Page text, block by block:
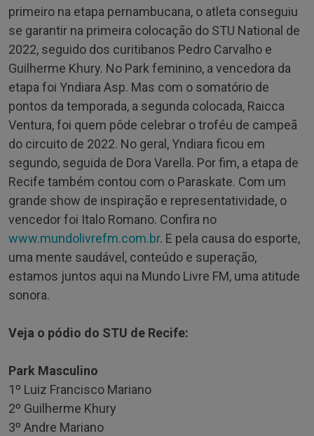
primeiro na etapa pernambucana, o atleta conseguiu
se garantir na primeira colocação do STU National de
2022, seguido dos curitibanos Pedro Carvalho e
Guilherme Khury. No Park feminino, a vencedora da
etapa foi Yndiara Asp. Mas com o somatório de
pontos da temporada, a segunda colocada, Raicca
Ventura, foi quem pôde celebrar o troféu de campeã
do circuito de 2022. No geral, Yndiara ficou em
segundo, seguida de Dora Varella. Por fim, a etapa de
Recife também contou com o Paraskate. Com um
grande show de inspiração e representatividade, o
vencedor foi Italo Romano. Confira no
www.mundolivrefm.com.br. E pela causa do esporte,
uma mente saudável, conteúdo e superação,
estamos juntos aqui na Mundo Livre FM, uma atitude
sonora.
Veja o pódio do STU de Recife:
Park Masculino
1º Luiz Francisco Mariano
2º Guilherme Khury
3º Andre Mariano